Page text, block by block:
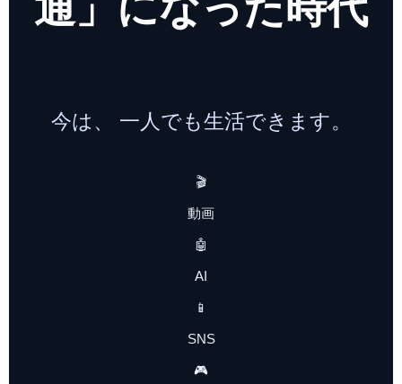
今は、 一人でも生活できます。
🎬
動画
🤖
AI
📱
SNS
🎮